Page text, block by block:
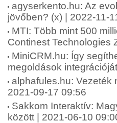
agyserkento.hu: Az
jövőben? (x) | 2022-11-
MTI: Több mint 500
Continest Technologies
MiniCRM.hu: Így
megoldások
alphafules.hu: Vezeték
2021-09-17 09:56
Sakkom Interaktív:
között | 2021-06-10